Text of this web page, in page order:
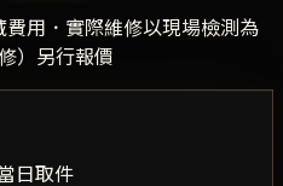
用．實際維修以現場檢測為
）另行報價
日取件